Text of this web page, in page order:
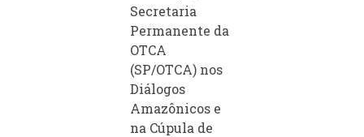
Secretaria
Permanente da
OTCA
(SP/OTCA) nos
Diálogos
Amazônicos e
na Cúpula de